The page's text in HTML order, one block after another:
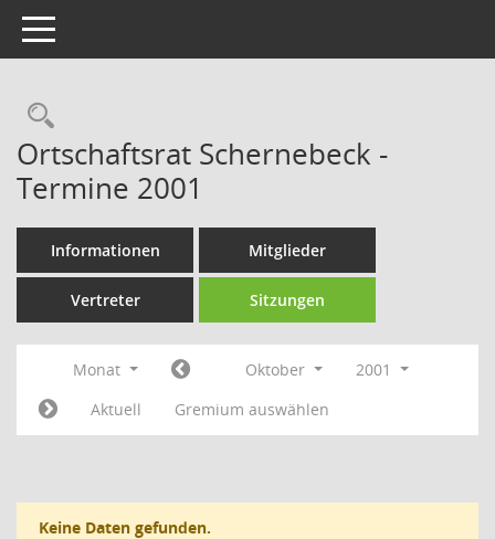
Toggle navigation
Rechercheauswahl
Ortschaftsrat Schernebeck -
Termine 2001
Informationen Mitglieder
Vertreter Sitzungen
Monat Oktober
2001
Aktuell
Gremium auswählen
Keine Daten gefunden.